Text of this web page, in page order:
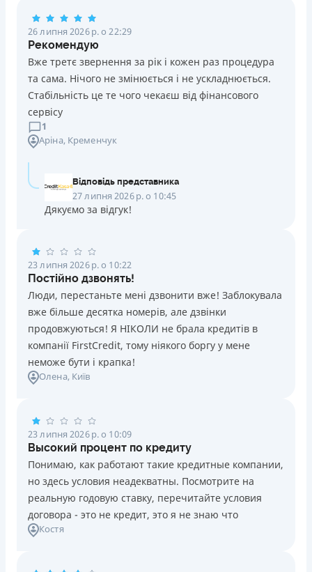
Погашення
Оплата на розрахунковий рахунок
Онлайн (через сайт або інтернет-банкінг)
Через термінали Приватбанку
Через термінали самообслуговування
Ліцензія НБУ
Ліцензія переоформлена 14.03.2024 р.
Вся інформація про кредит
ОТРИМАТИ ПОЗИКУ
26 липня 2026 р. о 22:29
Рекомендую
Вже третє звернення за рік і кожен раз процедура
та сама. Нічого не змінюється і не ускладнюється.
Стабільність це те чого чекаєш від фінансового
сервісу
1
Аріна, Кременчук
Відповідь представника
27 липня 2026 р. о 10:45
Дякуємо за відгук!
23 липня 2026 р. о 10:22
Постійно дзвонять!
Люди, перестаньте мені дзвонити вже! Заблокувала
вже більше десятка номерів, але дзвінки
продовжуються! Я НІКОЛИ не брала кредитів в
компанії FirstCredit, тому ніякого боргу у мене
неможе бути і крапка!
Олена, Київ
23 липня 2026 р. о 10:09
Высокий процент по кредиту
Понимаю, как работают такие кредитные компании,
но здесь условия неадекватны. Посмотрите на
реальную годовую ставку, перечитайте условия
договора - это не кредит, это я не знаю что
Костя